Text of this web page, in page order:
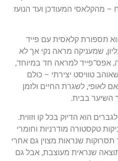
– מהקלאסי המעודכן ועד הנועז
תספורת קלאסית עם פייד
שמעניקה מראה נקי אך לא
אפס־פייד למראה חד במיוחד,
טוויסט יצירתי – כולם
לאופי, לשגרת החיים ולזמן
השיער בבית.
הוא הדיוק בכל קו וזווית.
טקסטורה מודרניות וחומרי
תסרוקות שנראות מצוין גם אחרי
שנראית מעוצבת, אבל גם